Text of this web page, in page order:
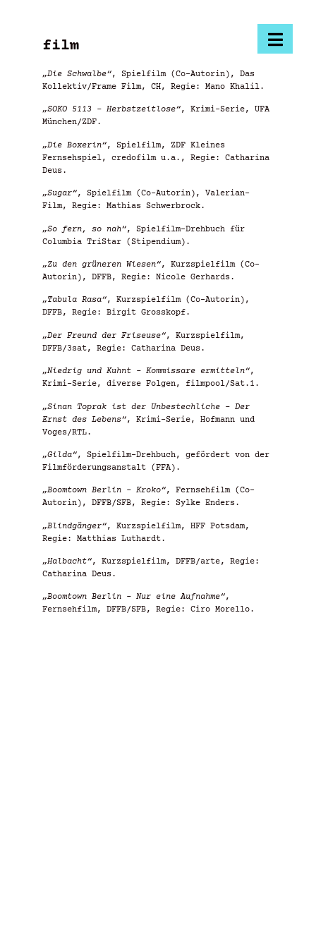
film
„Die Schwalbe“, Spielfilm (Co-Autorin), Das
Kollektiv/Frame Film, CH, Regie: Mano Khalil.
„SOKO 5113 – Herbstzeitlose“, Krimi-Serie, UFA
München/ZDF.
„Die Boxerin“, Spielfilm, ZDF Kleines
Fernsehspiel, credofilm u.a., Regie: Catharina
Deus.
„Sugar“, Spielfilm (Co-Autorin), Valerian-
Film, Regie: Mathias Schwerbrock.
„So fern, so nah“, Spielfilm-Drehbuch für
Columbia TriStar (Stipendium).
„Zu den grüneren Wiesen“, Kurzspielfilm (Co-
Autorin), DFFB, Regie: Nicole Gerhards.
„Tabula Rasa“, Kurzspielfilm (Co-Autorin),
DFFB, Regie: Birgit Grosskopf.
„Der Freund der Friseuse“, Kurzspielfilm,
DFFB/3sat, Regie: Catharina Deus.
„Niedrig und Kuhnt – Kommissare ermitteln“,
Krimi-Serie, diverse Folgen, filmpool/Sat.1.
„Sinan Toprak ist der Unbestechliche – Der
Ernst des Lebens“, Krimi-Serie, Hofmann und
Voges/RTL.
„Gilda“, Spielfilm-Drehbuch, gefördert von der
Filmförderungsanstalt (FFA).
„Boomtown Berlin – Kroko“, Fernsehfilm (Co-
Autorin), DFFB/SFB, Regie: Sylke Enders.
„Blindgänger“, Kurzspielfilm, HFF Potsdam,
Regie: Matthias Luthardt.
„Halbacht“, Kurzspielfilm, DFFB/arte, Regie:
Catharina Deus.
„Boomtown Berlin – Nur eine Aufnahme“,
Fernsehfilm, DFFB/SFB, Regie: Ciro Morello.